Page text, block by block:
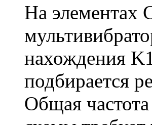
На элементах
нахождения
подбирается
Общая